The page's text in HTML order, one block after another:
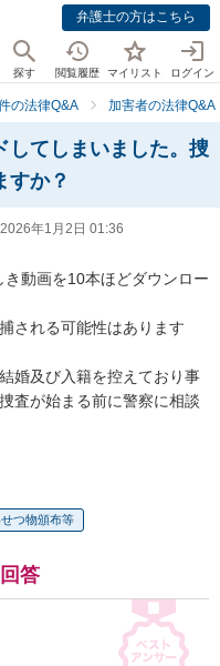
弁護士の方はこちら
探す 閲覧履歴 マイリスト ログイン
の法律Q&A 加害者の法律Q&A
してしまいました。捜
すか？
2026年1月2日 01:36
動画を10本ほどダウンロー
される可能性はあります
婚及び入籍を控えており事
査が始まる前に警察に相談
つ物頒布等
答